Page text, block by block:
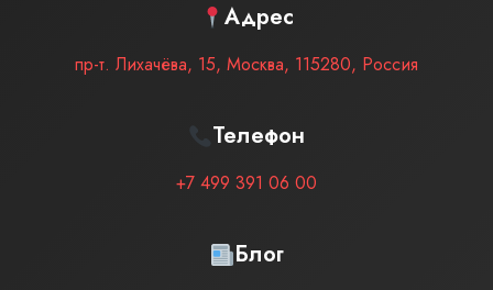
Адрес
пр-т. Лихачёва, 15, Москва, 115280, Россия
Телефон
+7 499 391 06 00
Блог